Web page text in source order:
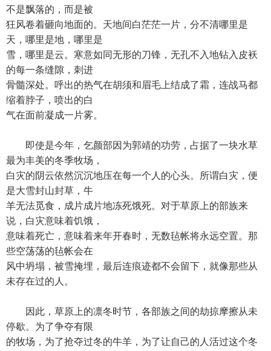
不是飘落的，而是被
狂风卷着砸向地面的。天地间白茫茫一片，分不清哪里是
天，哪里是地，哪里是
雪，哪里是云。寒意如同无形的刀锋，无孔不入地钻入皮袄
的每一条缝隙，刺进
骨髓深处。呼出的热气在胡须和眉毛上结成了霜，连战马都
缩着脖子，喷出的白
气在面前凝成一片雾。
即使是今年，乞颜部因为郭靖的功劳，占据了一块水草
最为丰美的冬季牧场，
白灾的阴云依然沉沉地压在每一个人的心头。所谓白灾，便
是大雪封山封草，牛
羊无法觅食，成片成片地冻死饿死。对于草原上的部族来
说，白灾意味着饥饿，
意味着死亡，意味着来年开春时，无数毡帐将永远空置。那
些空荡荡的毡帐会在
风中坍塌，被雪掩埋，最后连痕迹都不会留下，就像那些从
未存在过的人。
因此，草原上的凛冬时节，各部族之间的劫掠摩擦从未
停歇。为了争夺有限
的牧场，为了抢夺过冬的牛羊，为了让自己的人活过这个冬